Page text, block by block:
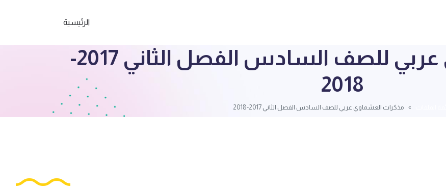
الرئيسية
مذكرات العشماوي عربي للصف السادس الفصل الثاني 2017-
2018
مذكرات العشماوي عربي للصف السادس الفصل الثاني 2017-2018